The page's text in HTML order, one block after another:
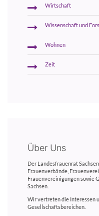
Wirtschaft
Wissenschaft und
Wohnen
Zeit
Über Uns
Der Landesfrauenrat
Frauenverbände,
Frauenvereinigungen sowie
Sachsen.
Wir vertreten die Interessen
Gesellschaftsbereichen.